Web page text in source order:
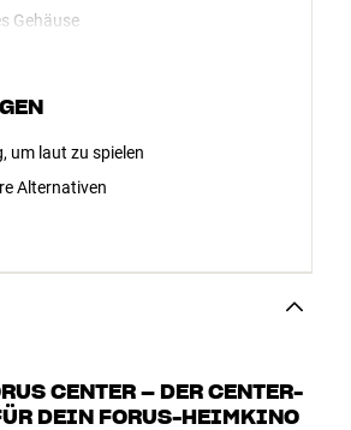
Gehäuse
um laut zu spielen
Alternativen
CENTER – DER CENTER-
DEIN FORUS-HEIMKINO